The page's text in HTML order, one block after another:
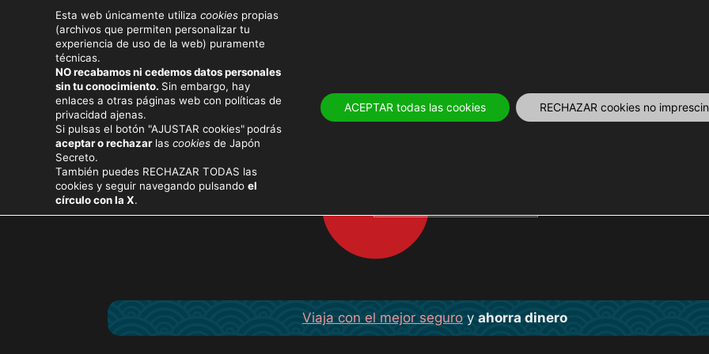
LUGARES
Viaja con el mejor seguroy ahorra dinero
Esta web únicamente utiliza cookies propias
(archivos que permiten personalizar tu
experiencia de uso de la web) puramente
técnicas.
NO recabamos ni cedemos datos personales
sin tu conocimiento. Sin embargo, hay
enlaces a otras páginas web con políticas de
privacidad ajenas.
Si pulsas el botón "AJUSTAR cookies" podrás
aceptar o rechazarlas cookies de Japón
Secreto.
También puedes RECHAZAR TODAS las
cookies y seguir navegando pulsando el
círculo con la X.
ACEPTAR todas las cookies RECHAZAR cookies no